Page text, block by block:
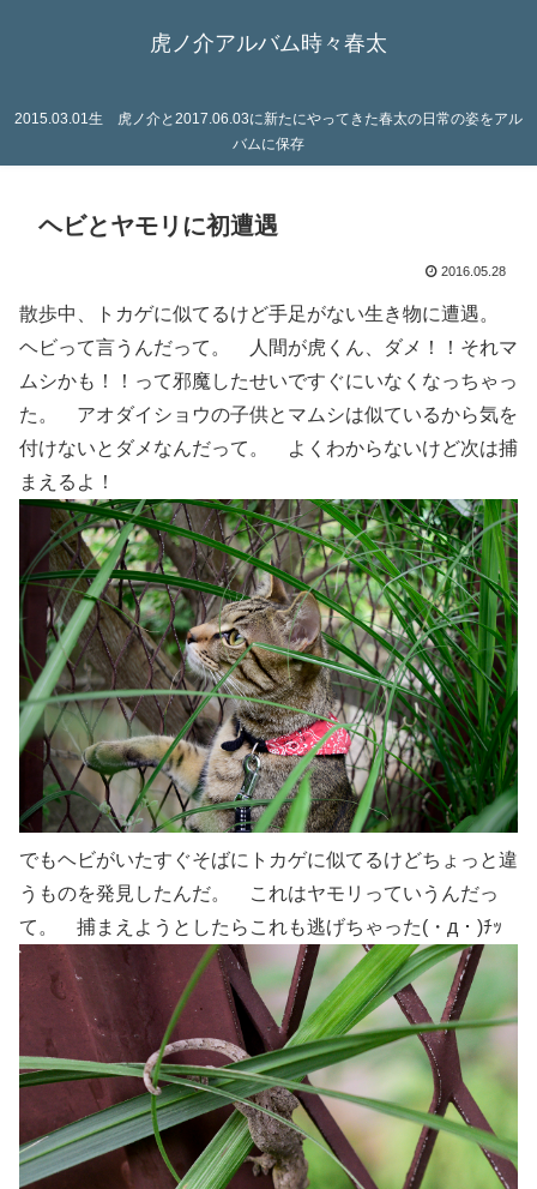
虎ノ介アルバム時々春太
2015.03.01生 虎ノ介と2017.06.03に新たにやってきた春太の日常の姿をアル
バムに保存
ヘビとヤモリに初遭遇
2016.05.28
散歩中、トカゲに似てるけど手足がない生き物に遭遇。
ヘビって言うんだって。 人間が虎くん、ダメ！！それマ
ムシかも！！って邪魔したせいですぐにいなくなっちゃっ
た。 アオダイショウの子供とマムシは似ているから気を
付けないとダメなんだって。 よくわからないけど次は捕
まえるよ！
でもヘビがいたすぐそばにトカゲに似てるけどちょっと違
うものを発見したんだ。 これはヤモリっていうんだっ
て。 捕まえようとしたらこれも逃げちゃった(・д・)ﾁｯ